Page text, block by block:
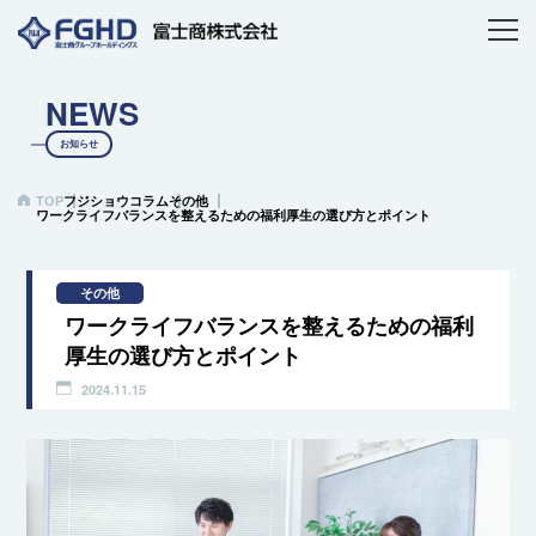
NEWS
お知らせ
TOPフジショウコラムその他
ワークライフバランスを整えるための福利厚生の選び方とポイント
その他
ワークライフバランスを整えるための福利
厚生の選び方とポイント
2024.11.15